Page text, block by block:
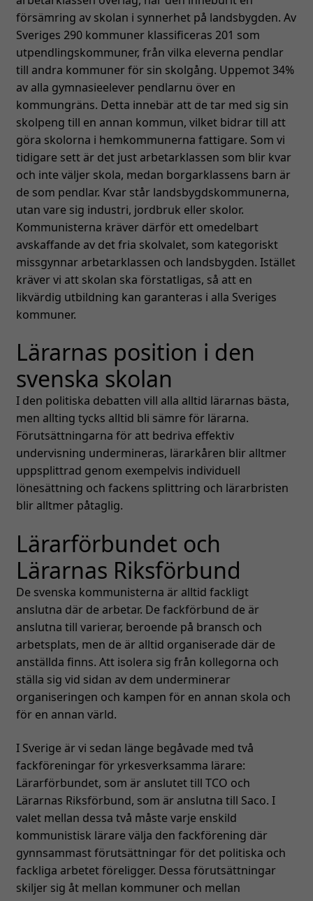
försämring av skolan i synnerhet på landsbygden. Av
Sveriges 290 kommuner klassificeras 201 som
utpendlingskommuner, från vilka eleverna pendlar
till andra kommuner för sin skolgång. Uppemot 34%
av alla gymnasieelever pendlarnu över en
kommungräns. Detta innebär att de tar med sig sin
skolpeng till en annan kommun, vilket bidrar till att
göra skolorna i hemkommunerna fattigare. Som vi
tidigare sett är det just arbetarklassen som blir kvar
och inte väljer skola, medan borgarklassens barn är
de som pendlar. Kvar står landsbygdskommunerna,
utan vare sig industri, jordbruk eller skolor.
Kommunisterna kräver därför ett omedelbart
avskaffande av det fria skolvalet, som kategoriskt
missgynnar arbetarklassen och landsbygden. Istället
kräver vi att skolan ska förstatligas, så att en
likvärdig utbildning kan garanteras i alla Sveriges
kommuner.
Lärarnas position i den
svenska skolan
I den politiska debatten vill alla alltid lärarnas bästa,
men allting tycks alltid bli sämre för lärarna.
Förutsättningarna för att bedriva effektiv
undervisning undermineras, lärarkåren blir alltmer
uppsplittrad genom exempelvis individuell
lönesättning och fackens splittring och lärarbristen
blir alltmer påtaglig.
Lärarförbundet och
Lärarnas Riksförbund
De svenska kommunisterna är alltid fackligt
anslutna där de arbetar. De fackförbund de är
anslutna till varierar, beroende på bransch och
arbetsplats, men de är alltid organiserade där de
anställda finns. Att isolera sig från kollegorna och
ställa sig vid sidan av dem underminerar
organiseringen och kampen för en annan skola och
för en annan värld.
I Sverige är vi sedan länge begåvade med två
fackföreningar för yrkesverksamma lärare:
Lärarförbundet, som är anslutet till TCO och
Lärarnas Riksförbund, som är anslutna till Saco. I
valet mellan dessa två måste varje enskild
kommunistisk lärare välja den fackförening där
gynnsammast förutsättningar för det politiska och
fackliga arbetet föreligger. Dessa förutsättningar
skiljer sig åt mellan kommuner och mellan